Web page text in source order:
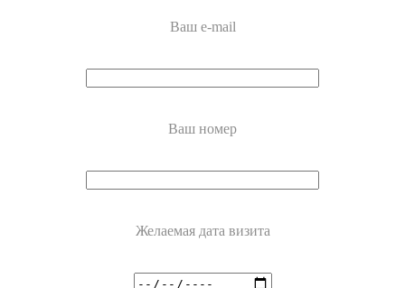
Ваш e-mail
Ваш номер
Желаемая дата визита